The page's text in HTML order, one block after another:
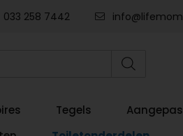
033 258 7442
Tegels